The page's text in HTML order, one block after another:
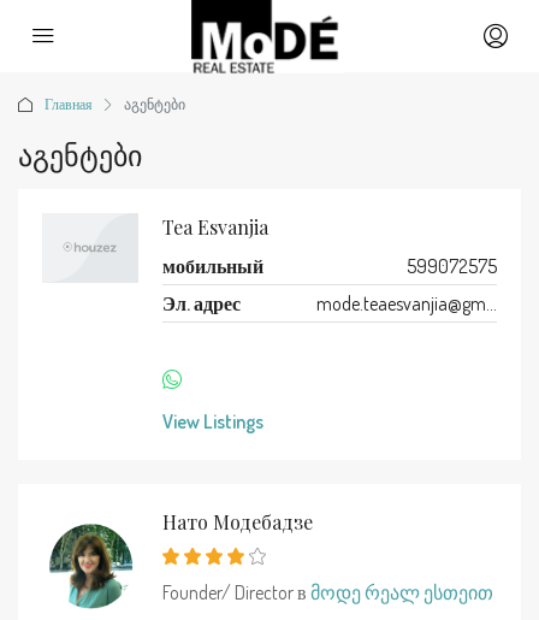
Главная აგენტები
Აგენტები
Tea Esvanjia
мобильный
599072575
Эл. адрес
mode.teaesvanjia@gmail.com
View Listings
Нато Модебадзе
Founder/ Director в მოდე რეალ ესთეით